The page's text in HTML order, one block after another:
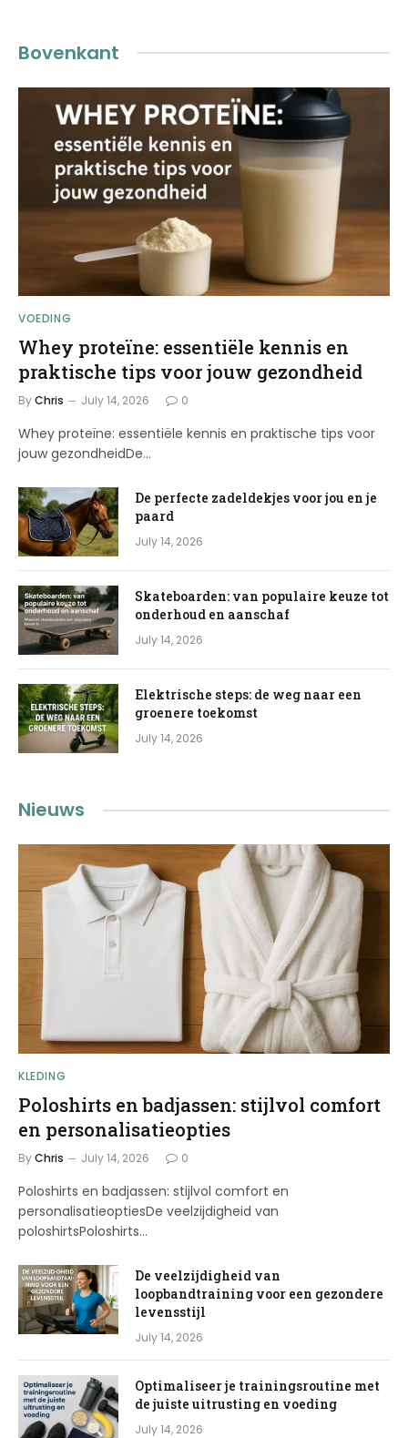
Bovenkant
VOEDING
Whey proteïne: essentiële kennis en
praktische tips voor jouw gezondheid
ByChris July 14, 2026 0
Whey proteïne: essentiële kennis en praktische tips voor
jouw gezondheidDe…
De perfecte zadeldekjes voor jou en je
paard
July 14, 2026
Skateboarden: van populaire keuze tot
onderhoud en aanschaf
July 14, 2026
Elektrische steps: de weg naar een
groenere toekomst
July 14, 2026
Nieuws
KLEDING
Poloshirts en badjassen: stijlvol comfort
en personalisatieopties
ByChris July 14, 2026 0
Poloshirts en badjassen: stijlvol comfort en
personalisatieoptiesDe veelzijdigheid van
poloshirtsPoloshirts…
De veelzijdigheid van
loopbandtraining voor een gezondere
levensstijl
July 14, 2026
Optimaliseer je trainingsroutine met
de juiste uitrusting en voeding
July 14, 2026